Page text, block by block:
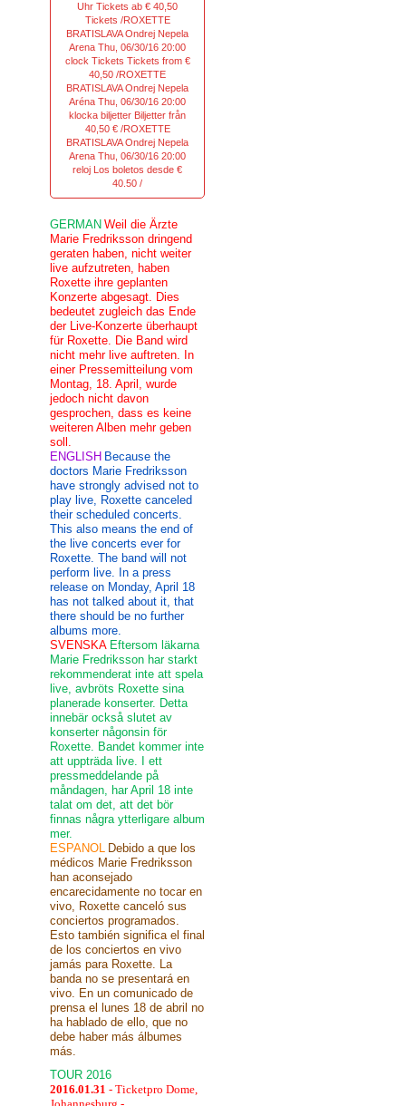
Uhr Tickets ab € 40,50
Tickets /ROXETTE
BRATISLAVA Ondrej Nepela
Arena Thu, 06/30/16 20:00
clock Tickets Tickets from €
40,50 /ROXETTE
BRATISLAVA Ondrej Nepela
Aréna Thu, 06/30/16 20:00
klocka biljetter Biljetter från
40,50 € /ROXETTE
BRATISLAVA Ondrej Nepela
Arena Thu, 06/30/16 20:00
reloj Los boletos desde €
40.50 /
GERMAN Weil die Ärzte
Marie Fredriksson dringend
geraten haben, nicht weiter
live aufzutreten, haben
Roxette ihre geplanten
Konzerte abgesagt. Dies
bedeutet zugleich das Ende
der Live-Konzerte überhaupt
für Roxette. Die Band wird
nicht mehr live auftreten. In
einer Pressemitteilung vom
Montag, 18. April, wurde
jedoch nicht davon
gesprochen, dass es keine
weiteren Alben mehr geben
soll.
ENGLISH Because the
doctors Marie Fredriksson
have strongly advised not to
play live, Roxette canceled
their scheduled concerts.
This also means the end of
the live concerts ever for
Roxette. The band will not
perform live. In a press
release on Monday, April 18
has not talked about it, that
there should be no further
albums more.
SVENSKA Eftersom läkarna
Marie Fredriksson har starkt
rekommenderat inte att spela
live, avbröts Roxette sina
planerade konserter. Detta
innebär också slutet av
konserter någonsin för
Roxette. Bandet kommer inte
att uppträda live. I ett
pressmeddelande på
måndagen, har April 18 inte
talat om det, att det bör
finnas några ytterligare album
mer.
ESPANOL Debido a que los
médicos Marie Fredriksson
han aconsejado
encarecidamente no tocar en
vivo, Roxette canceló sus
conciertos programados.
Esto también significa el final
de los conciertos en vivo
jamás para Roxette. La
banda no se presentará en
vivo. En un comunicado de
prensa el lunes 18 de abril no
ha hablado de ello, que no
debe haber más álbumes
más.
TOUR 2016
2016.01.31 - Ticketpro Dome,